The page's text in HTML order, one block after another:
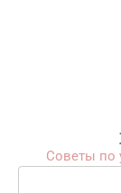
Советы по
Поиск: